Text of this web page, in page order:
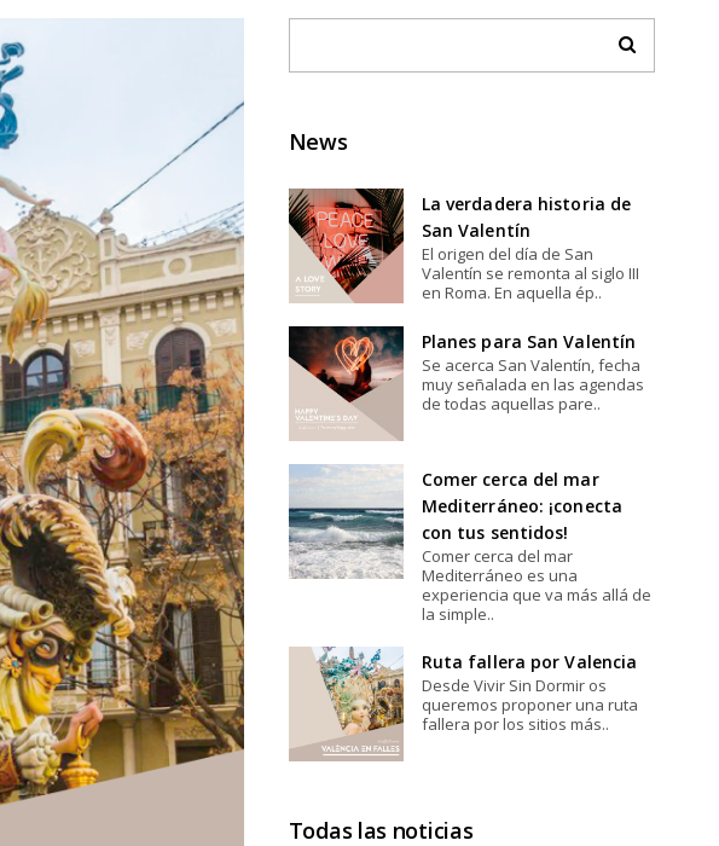
News
La verdadera historia de
San Valentín
El origen del día de San
Valentín se remonta al siglo III
en Roma. En aquella ép..
Planes para San Valentín
Se acerca San Valentín, fecha
muy señalada en las agendas
de todas aquellas pare..
Comer cerca del mar
Mediterráneo: ¡conecta
con tus sentidos!
Comer cerca del mar
Mediterráneo es una
experiencia que va más allá de
la simple..
Ruta fallera por Valencia
Desde Vivir Sin Dormir os
queremos proponer una ruta
fallera por los sitios más..
Todas las noticias